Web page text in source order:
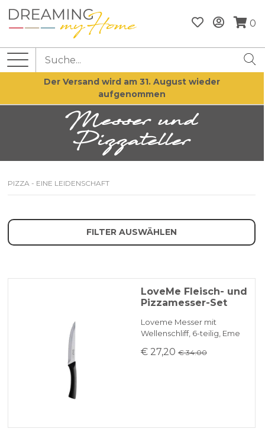
0
Der Versand wird am 31. August wieder
aufgenommen
Messer und
Pizzateller
PIZZA - EINE LEIDENSCHAFT
FILTER AUSWÄHLEN
LoveMe Fleisch- und
Pizzamesser-Set
Loveme Messer mit
Wellenschliff, 6-teilig, Eme
€ 27,20 € 34.00